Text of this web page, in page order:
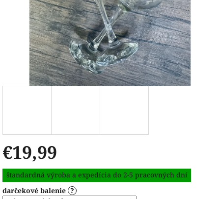
€19,99
Jednotková
cena:
štandardná výroba a expedícia do 2-5 pracovných dní
darčekové balenie ?